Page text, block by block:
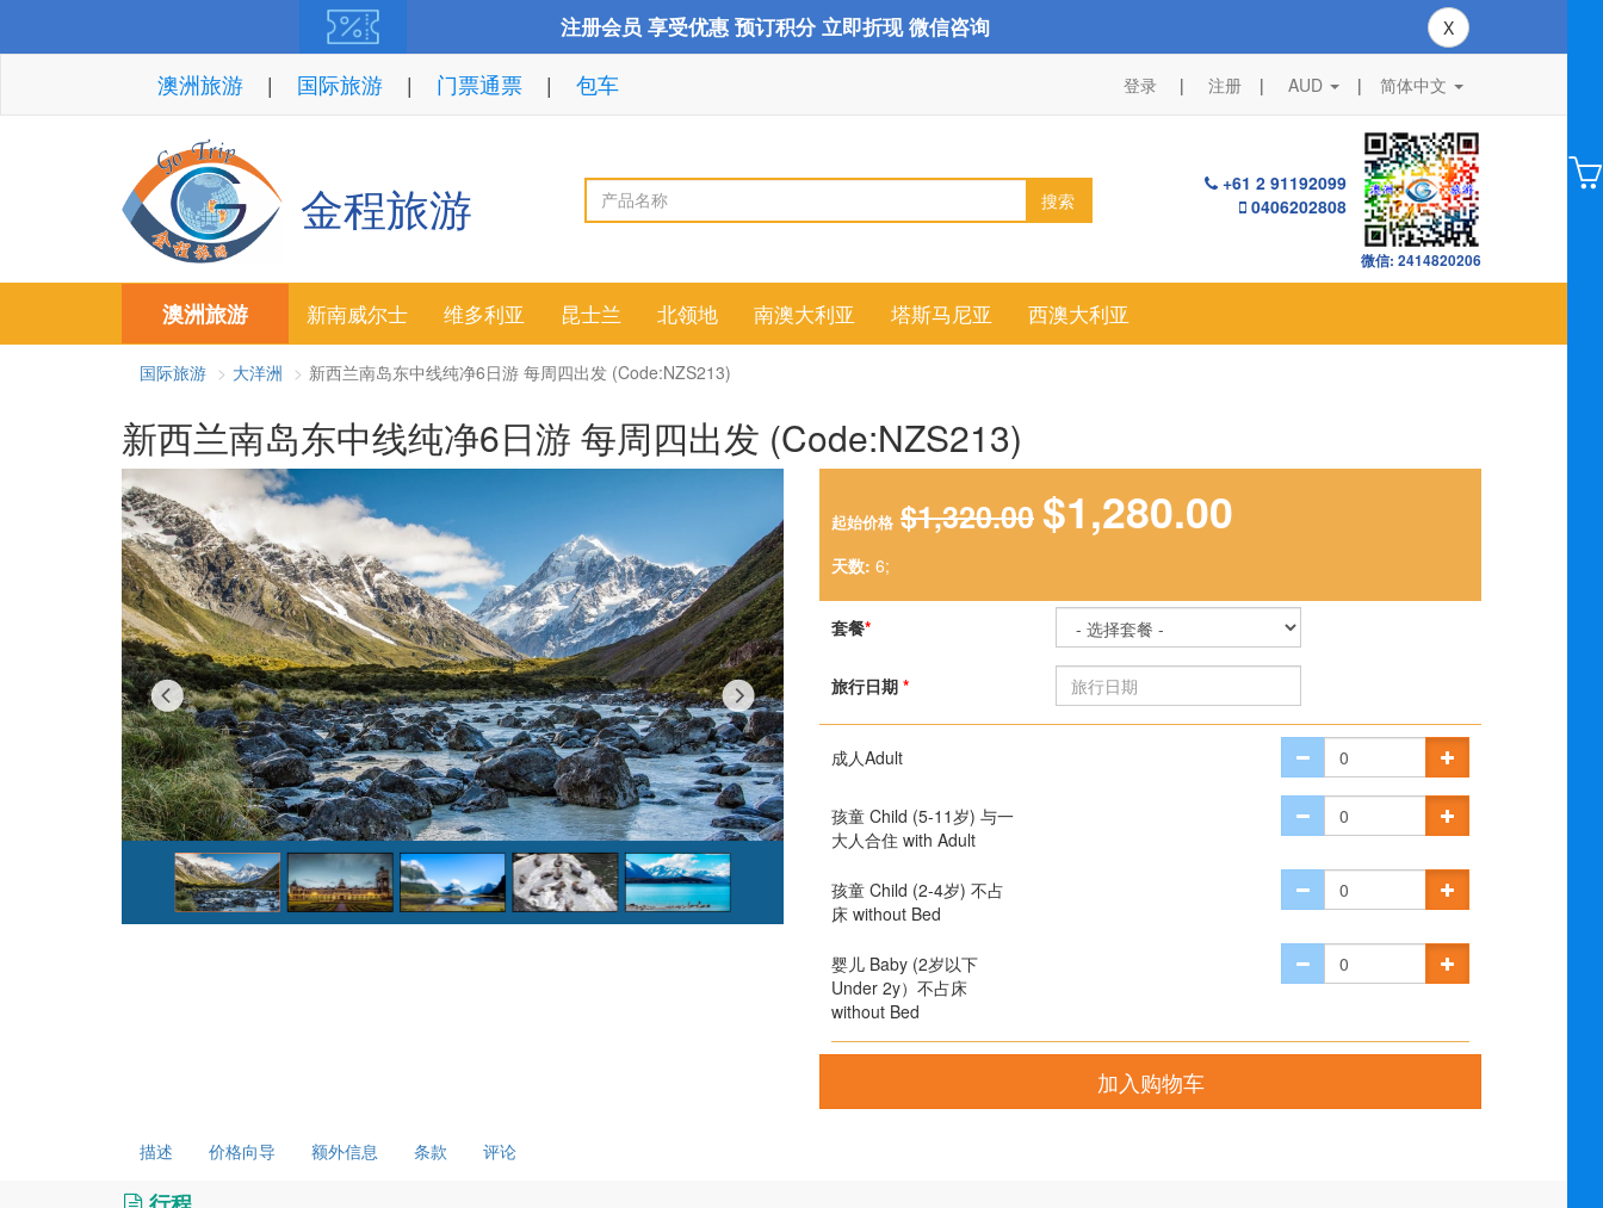
注册会员 享受优惠 预订积分 立即折现 微信咨询 X
澳洲旅游 国际旅游 门票通票 包车 登录 注册 AUD | 简体中文
金程旅游 搜索
+61 2 91192099
0406202808
微信: 2414820206
澳洲旅游 新南威尔士 维多利亚 昆士兰 北领地 南澳大利亚 塔斯马尼亚 西澳大利亚
国际旅游 大洋洲 新西兰南岛东中线纯净6日游 每周四出发 (Code:NZS213)
新西兰南岛东中线纯净6日游 每周四出发 (Code:NZS213)
起始价格 $1,320.00$1,280.00
天数: 6;
套餐*
旅行日期 *
成人Adult
孩童 Child (5-11岁) 与一
大人合住 with Adult
孩童 Child (2-4岁) 不占
床 without Bed
婴儿 Baby (2岁以下
Under 2y）不占床
without Bed
加入购物车
描述 价格向导 额外信息 条款 评论